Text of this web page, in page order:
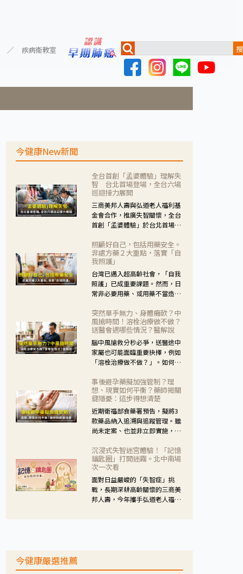
疾病衛教室
今健康New新聞
全台首創「孟婆體驗」理解失
智 台北首場登場，全台六場
巡迴接力展開
三商美邦人壽與弘道老人福利基
金會合作，推廣失智關懷，全台
首創「孟婆體驗」於台北首場實
模式，用結合情境互動等豐富活
動，將抽象的失智轉化為可感
受、可討論的生活情境，並引導
民眾在家人開始出現改變時，以
理解取代責備、以耐心回應不
安。
照顧好自己，包括用藥安全。
非處方藥２大重點，落實「自
我照護」
台灣已邁入超高齡社會，「自我
照護」已成重要課題。然而，日
常非必要用藥、或用藥不當造成
在重要。社團法人台灣自我照護
產業協會 提出「非處方藥正確使
用」與「藥師給力」，鼓勵民眾
建立安全且正確的自我照護習
慣。
突然單手無力、身體癱軟？中
風搶時間！溶栓治療做不做？
送醫會遇哪些情況？醫解說
腦中風搶救分秒必爭，送醫途中
家屬也可能面臨重要抉擇，例如
「溶栓治療做不做？」。如何搶
會理事長陳龍醫師解說！
事後避孕藥擬加強管制？理
想、現實如何平衡？藥師揭關
鍵隱憂：這步得想清楚
近期衛福部食藥署預告，擬將3
款藥品納入追溯與追蹤管理。雖
尚未定案、也並非立即實施，不
人杰藥師表示，這三款藥物目
的、作用、風險各有不同，管制
與否所帶來的後許影響也不同，
可先了解其特性。
沉浸式失智迷宮體驗！「記憶
鑰匙圈」打開迷霧。北中南場
次一次看
面對日益嚴峻的「失智症」挑
戰，長期深耕高齡關懷的三商美
邦人壽，今年攜手弘道老人福利
生活挑戰。
今健康嚴選推薦